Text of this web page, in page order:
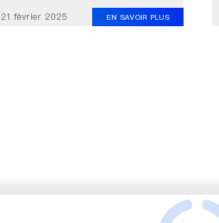
21 février 2025 EN SAVOIR PLUS